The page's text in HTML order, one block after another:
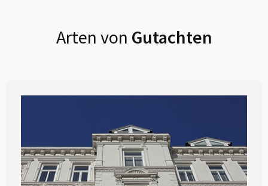
Arten von Gutachten